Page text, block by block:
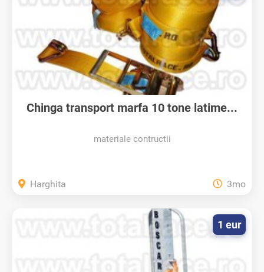
Chinga transport marfa 10 tone latime...
materiale contructii
Harghita 3mo
1 eur